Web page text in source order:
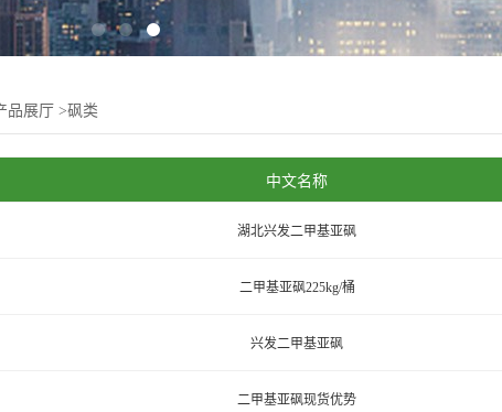
品展厅 >砜类
中文名称
湖北兴发二甲基亚砜
二甲基亚砜225kg/桶
兴发二甲基亚砜
二甲基亚砜现货优势